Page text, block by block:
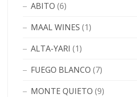
ABITO (6)
MAAL WINES (1)
ALTA-YARI (1)
FUEGO BLANCO (7)
MONTE QUIETO (9)